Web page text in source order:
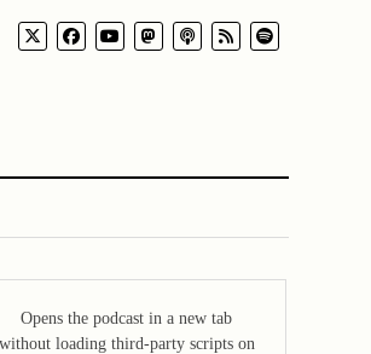
Opens the podcast in a new tab
without loading third-party scripts on